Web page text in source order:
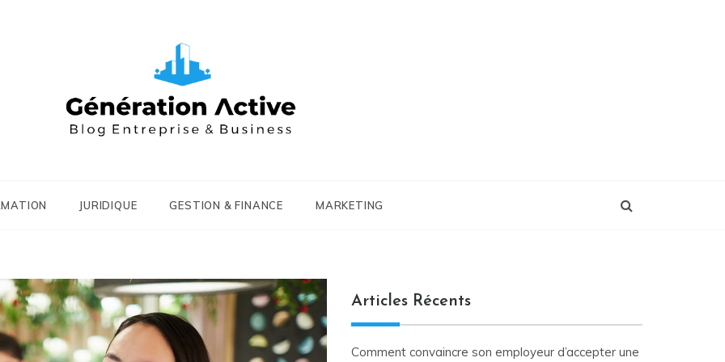
JURIDIQUE GESTION & FINANCE MARKETING
Articles Récents
Comment convaincre son employeur d’accepter une